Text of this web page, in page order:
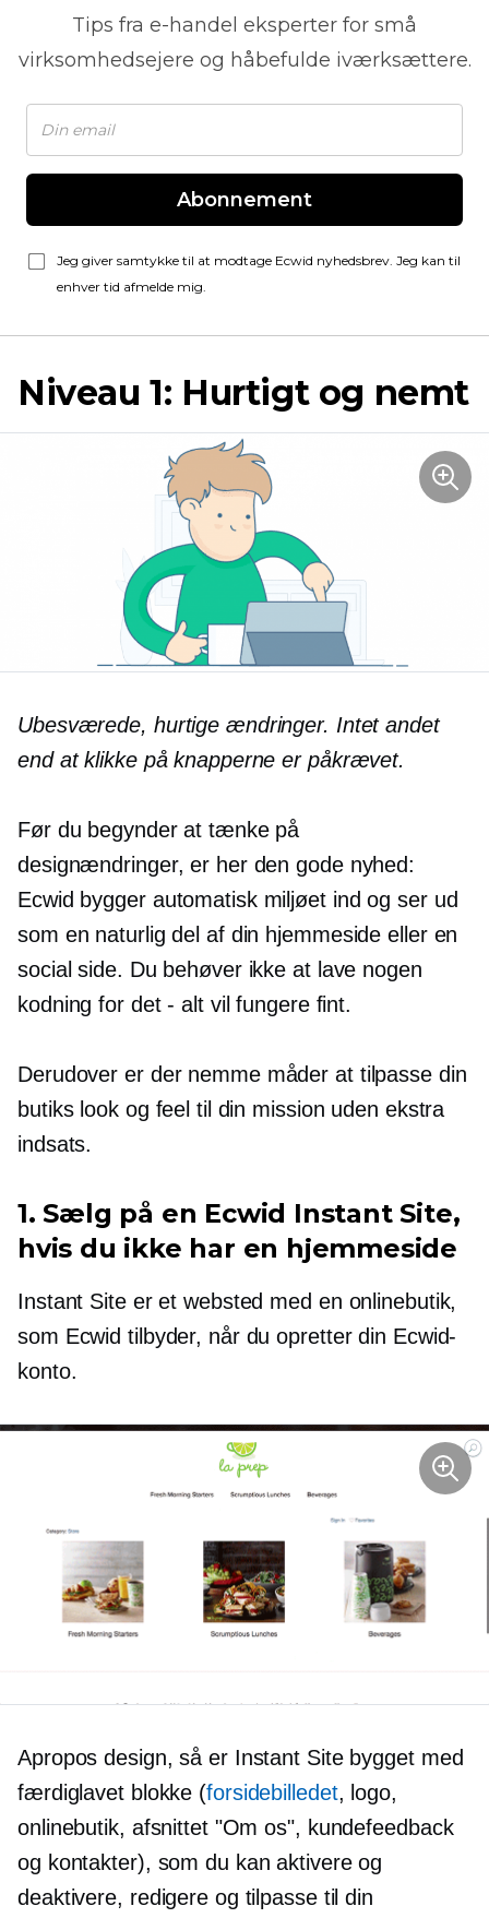
Tips fra e-handel eksperter for små
virksomhedsejere og håbefulde iværksættere.
Abonnement
Jeg giver samtykke til at modtage Ecwid nyhedsbrev. Jeg kan til
enhver tid afmelde mig.
Niveau 1: Hurtigt og nemt
Ubesværede, hurtige ændringer. Intet andet
end at klikke på knapperne er påkrævet.
Før du begynder at tænke på
designændringer, er her den gode nyhed:
Ecwid bygger automatisk miljøet ind og ser ud
som en naturlig del af din hjemmeside eller en
social side. Du behøver ikke at lave nogen
kodning for det - alt vil fungere fint.
Derudover er der nemme måder at tilpasse din
butiks look og feel til din mission uden ekstra
indsats.
1. Sælg på en Ecwid Instant Site,
hvis du ikke har en hjemmeside
Instant Site er et websted med en onlinebutik,
som Ecwid tilbyder, når du opretter din Ecwid-
konto.
Apropos design, så er Instant Site bygget med
færdiglavetblokke (forsidebilledet, logo,
onlinebutik, afsnittet "Om os", kundefeedback
og kontakter), som du kan aktivere og
deaktivere, redigere og tilpasse til din